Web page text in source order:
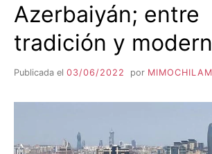
Azerbaiyán; entre
tradición y
Publicada el 03/06/2022 por